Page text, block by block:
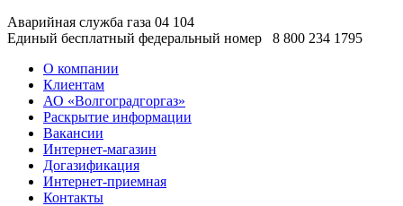
Аварийная служба газа 04 104
Единый бесплатный федеральный номер
8 800 234 1795
О компании
Клиентам
АО «Волгоградгоргаз»
Раскрытие информации
Вакансии
Интернет-магазин
Догазификация
Интернет-приемная
Контакты